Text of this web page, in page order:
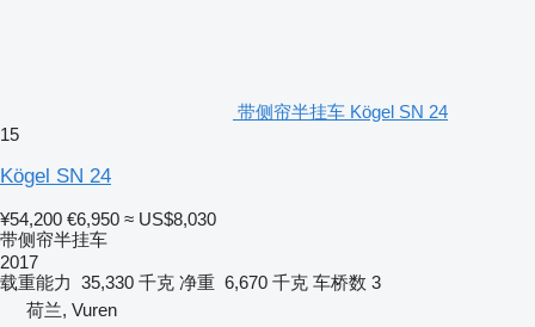
带侧帘半挂车 Kögel SN 24
15
Kögel SN 24
¥54,200 €6,950 ≈ US$8,030
带侧帘半挂车
2017
载重能力 35,330 千克 净重 6,670 千克 车桥数 3
荷兰, Vuren